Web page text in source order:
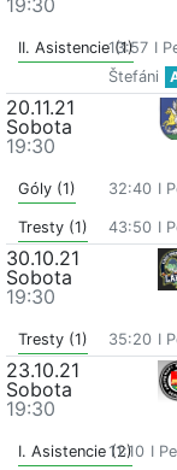
19:30
II. Asistencie (1)
13:57 I
Štefáni
20.11.21
Sobota
19:30
Góly (1) 32:40 I
Tresty (1) 43:50 I
30.10.21
Sobota
19:30
Tresty (1) 35:20 I
23.10.21
Sobota
19:30
I. Asistencie (2)
11:10 I